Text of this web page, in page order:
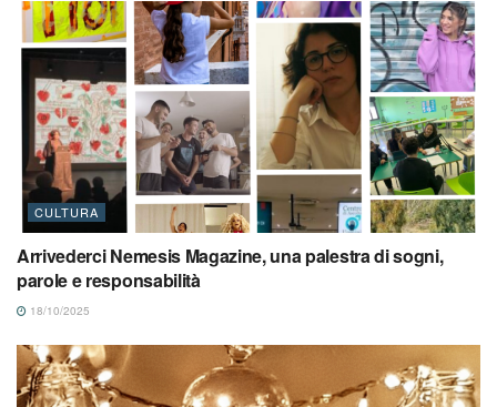
CULTURA
Arrivederci Nemesis Magazine, una palestra di sogni,
parole e responsabilità
18/10/2025